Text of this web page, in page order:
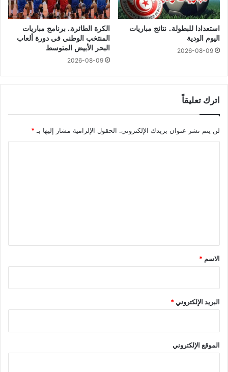
استعدادا للبطولة.. نتائج مباريات
اليوم الودية
2026-08-09
الكرة الطائرة.. برنامج مباريات
المنتخب الوطني في دورة ألعاب
البحر الأبيض المتوسط
2026-08-09
اترك تعليقاً
لن يتم نشر عنوان بريدك الإلكتروني. الحقول الإلزامية مشار إليها بـ*
*
الاسم *
البريد الإلكتروني*
الموقع الإلكتروني